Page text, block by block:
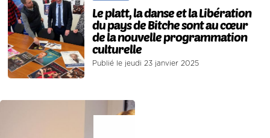
Le platt, la danse et la Libération
du pays de Bitche sont au cœur
de la nouvelle programmation
culturelle
Publié le jeudi 23 janvier 2025